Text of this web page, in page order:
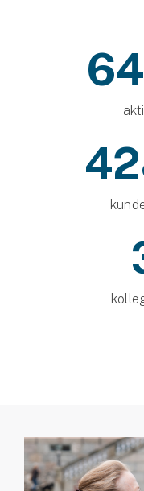
Försäkring via
Se